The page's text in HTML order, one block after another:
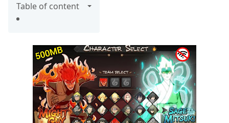
Table of content